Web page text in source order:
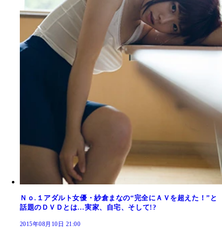
Ｎｏ.１アダルト女優・紗倉まなの“完全にＡＶを超えた！”と
話題のＤＶＤとは…実家、自宅、そして!?
2015年08月10日 21:00